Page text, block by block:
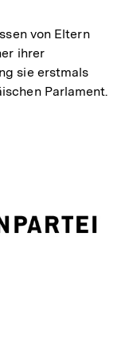
von Eltern
ihrer
sie erstmals
Parlament.